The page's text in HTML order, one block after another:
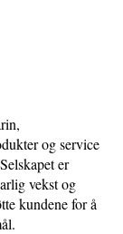
og service
er
vekst og
kundene for å